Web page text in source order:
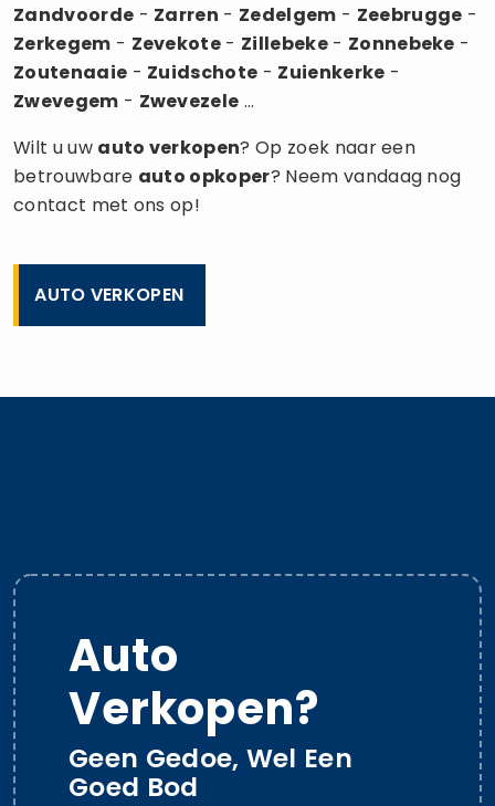
Zandvoorde - Zarren - Zedelgem - Zeebrugge -
Zerkegem - Zevekote - Zillebeke- Zonnebeke -
Zoutenaaie - Zuidschote - Zuienkerke -
Zwevegem - Zwevezele ...
Wilt u uw auto verkopen? Op zoek naar een
betrouwbare auto opkoper? Neem vandaag nog
contact met ons op!
AUTO VERKOPEN
Auto
Verkopen?
Geen Gedoe, Wel Een
Goed Bod